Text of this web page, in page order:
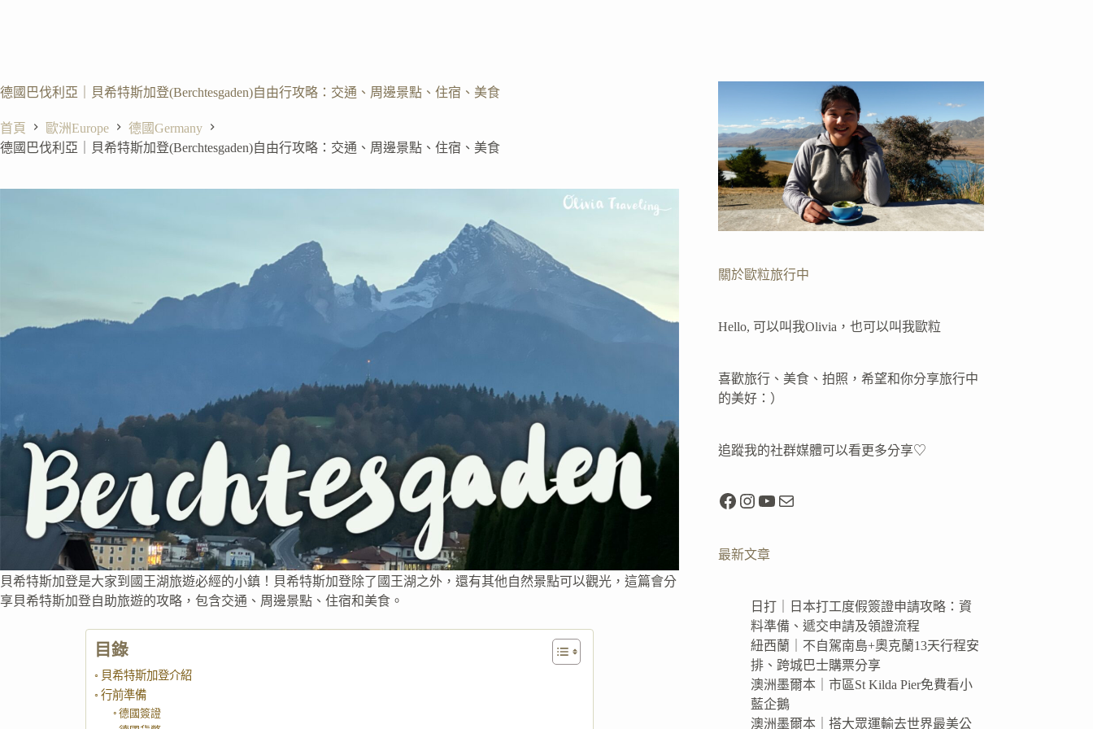
德國巴伐利亞｜貝希特斯加登(Berchtesgaden)自由行攻略：交通、周邊景點、住宿、美食
首頁 歐洲Europe
德國Germany
德國巴伐利亞｜貝希特斯加登(Berchtesgaden)自由行攻略：交通、周邊景點、住宿、美食
貝希特斯加登是大家到國王湖旅遊必經的小鎮！貝希特斯加登除了國王湖之外，還有其他自然景點可以觀光，這篇會分
享貝希特斯加登自助旅遊的攻略，包含交通、周邊景點、住宿和美食。
目錄
貝希特斯加登介紹
行前準備
德國簽證
關於歐粒旅行中
Hello, 可以叫我Olivia，也可以叫我歐粒
喜歡旅行、美食、拍照，希望和你分享旅行中
的美好：）
追蹤我的社群媒體可以看更多分享♡
Facebook
Instagram
YouTube
電子郵件
最新文章
日打｜日本打工度假簽證申請攻略：資
料準備、遞交申請及領證流程
紐西蘭｜不自駕南島+奧克蘭13天行程安
排、跨城巴士購票分享
澳洲墨爾本｜市區St Kilda Pier免費看小
藍企鵝
澳洲墨爾本｜搭大眾運輸去世界最美公